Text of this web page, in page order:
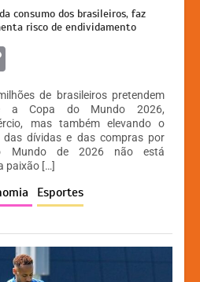
consumo dos brasileiros, faz
risco de endividamento
o
p
y
Li
n
k
de brasileiros pretendem
a Copa do Mundo 2026,
mas também elevando o
dívidas e das compras por
Mundo de 2026 não está
paixão […]
Esportes